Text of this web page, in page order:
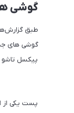
گوشی
طبق
گوشی های
پیکسل